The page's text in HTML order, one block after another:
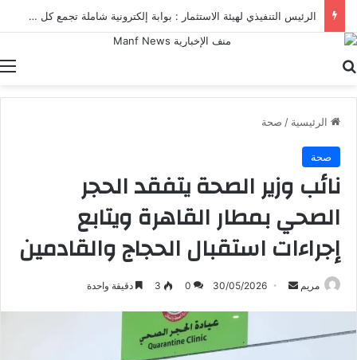
الرئيس التنفيذي لهيئة الاستثمار : بوابة إلكترونية شاملة تجمع كل خدمات الهيئة ومنصاتها الرقمية في مكان واحد
الرئيسية / صحة
صحة
نائب وزير الصحة يتفقد الحجر
الصحي بمطار القاهرة ويتابع
إجراءات استقبال الحجاج والقادمين
مريم
أرسل 30/05/2026
0
3 دقيقة واحدة